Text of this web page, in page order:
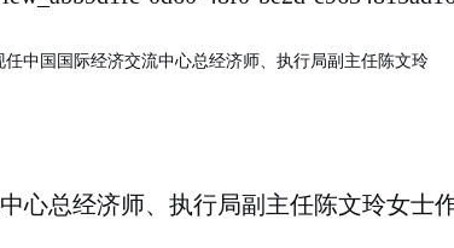
中国国际经济交流中心总经济师、执行局副主任陈文玲
心总经济师、执行局副主任陈文玲女士